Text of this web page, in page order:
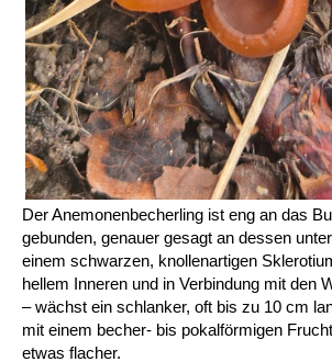
Der Anemonenbecherling ist eng an das
gebunden, genauer gesagt an dessen
einem schwarzen, knollenartigen
hellem Inneren und in Verbindung mit den
– wächst ein schlanker, oft bis zu 10 cm
mit einem becher- bis pokalförmigen
etwas flacher.